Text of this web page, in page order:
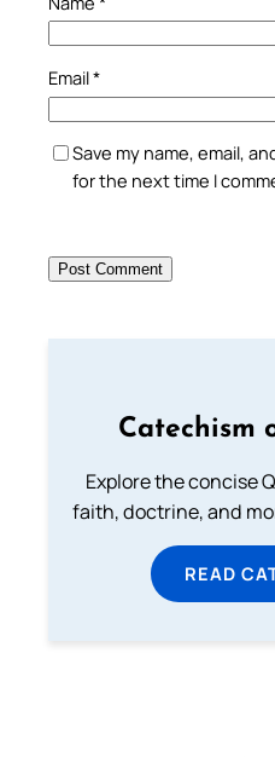
Email*
Save my name, email,
for the next time I
Catechism
Explore the concise
faith, doctrine, and
READ